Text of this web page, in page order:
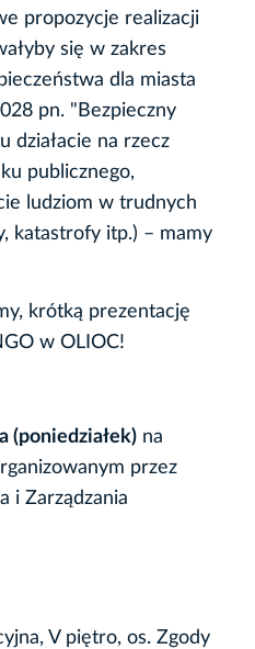
propozycje realizacji
się w zakres
dla miasta
pn. "Bezpieczny
działacie na rzecz
publicznego,
ludziom w trudnych
katastrofy itp.) – mamy
krótką prezentację
w OLIOC!
(poniedziałek) na
przez
i Zarządzania
V piętro, os. Zgody